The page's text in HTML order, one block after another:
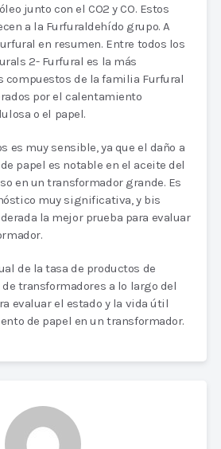
junto con el CO2 y CO. Estos
a la Furfuraldehído grupo. A
en resumen. Entre todos los
2- Furfural es la más
compuestos de la familia Furfural
por el calentamiento
o el papel.
es muy sensible, ya que el daño a
papel es notable en el aceite del
en un transformador grande. Es
muy significativa, y bis
la mejor prueba para evaluar
de la tasa de productos de
transformadores a lo largo del
evaluar el estado y la vida útil
de papel en un transformador.